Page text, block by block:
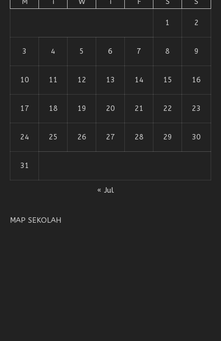
1 2
3 4 5 6 7 8 9
10 11 12 13 14 15 16
17 18 19 20 21 22 23
24 25 26 27 28 29 30
31
« Jul
MAP SEKOLAH